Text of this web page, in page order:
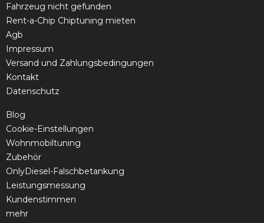
Fahrzeug nicht gefunden
Rent-a-Chip Chiptuning mieten
Agb
Impressum
Versand und Zahlungsbedingungen
Kontakt
Datenschutz
Blog
Cookie-Einstellungen
Wohnmobiltuning
Zubehör
OnlyDiesel-Falschbetankung
Leistungsmessung
Kundenstimmen
mehr